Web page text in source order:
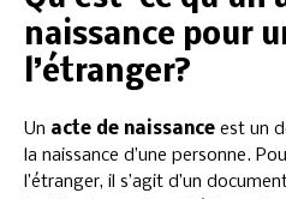
naissance pour
l’étranger?
Un acte de naissance est un
la naissance d’une personne.
l’étranger, il s’agit d’un